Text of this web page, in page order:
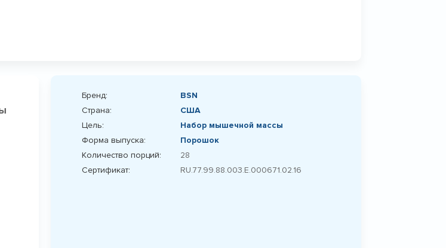
Бренд:
BSN
Страна:
США
Цель:
Набор мышечной массы
Форма выпуска:
Порошок
Количество порций:
28
Сертификат:
RU.77.99.88.003.Е.000671.02.16